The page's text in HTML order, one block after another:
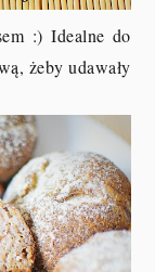
:) Idealne do
żeby udawały